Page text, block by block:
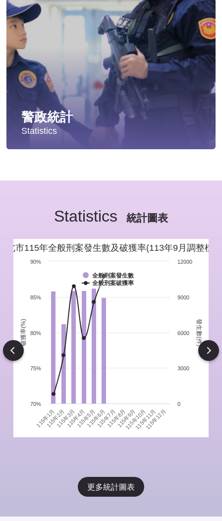
交通安全
警政統計
Statistics
新北市重要警政統計指標
警政性別統計
警政統計通報
警政統計懶人包
Statistics 統計圖表
破獲率(%) 發生數(件)
北市115年全般刑案發生數及破獲率(113年9月調整標
全般刑案發生數
全般刑案破獲率
115年1月115年2月115年3月115年4月115年5月115年6月115年7月115年8月115年9月
115年10月
115年11月
115年12月
70%
75%
80%
85%
90%
0
3000
6000
9000
12000
更多統計圖表